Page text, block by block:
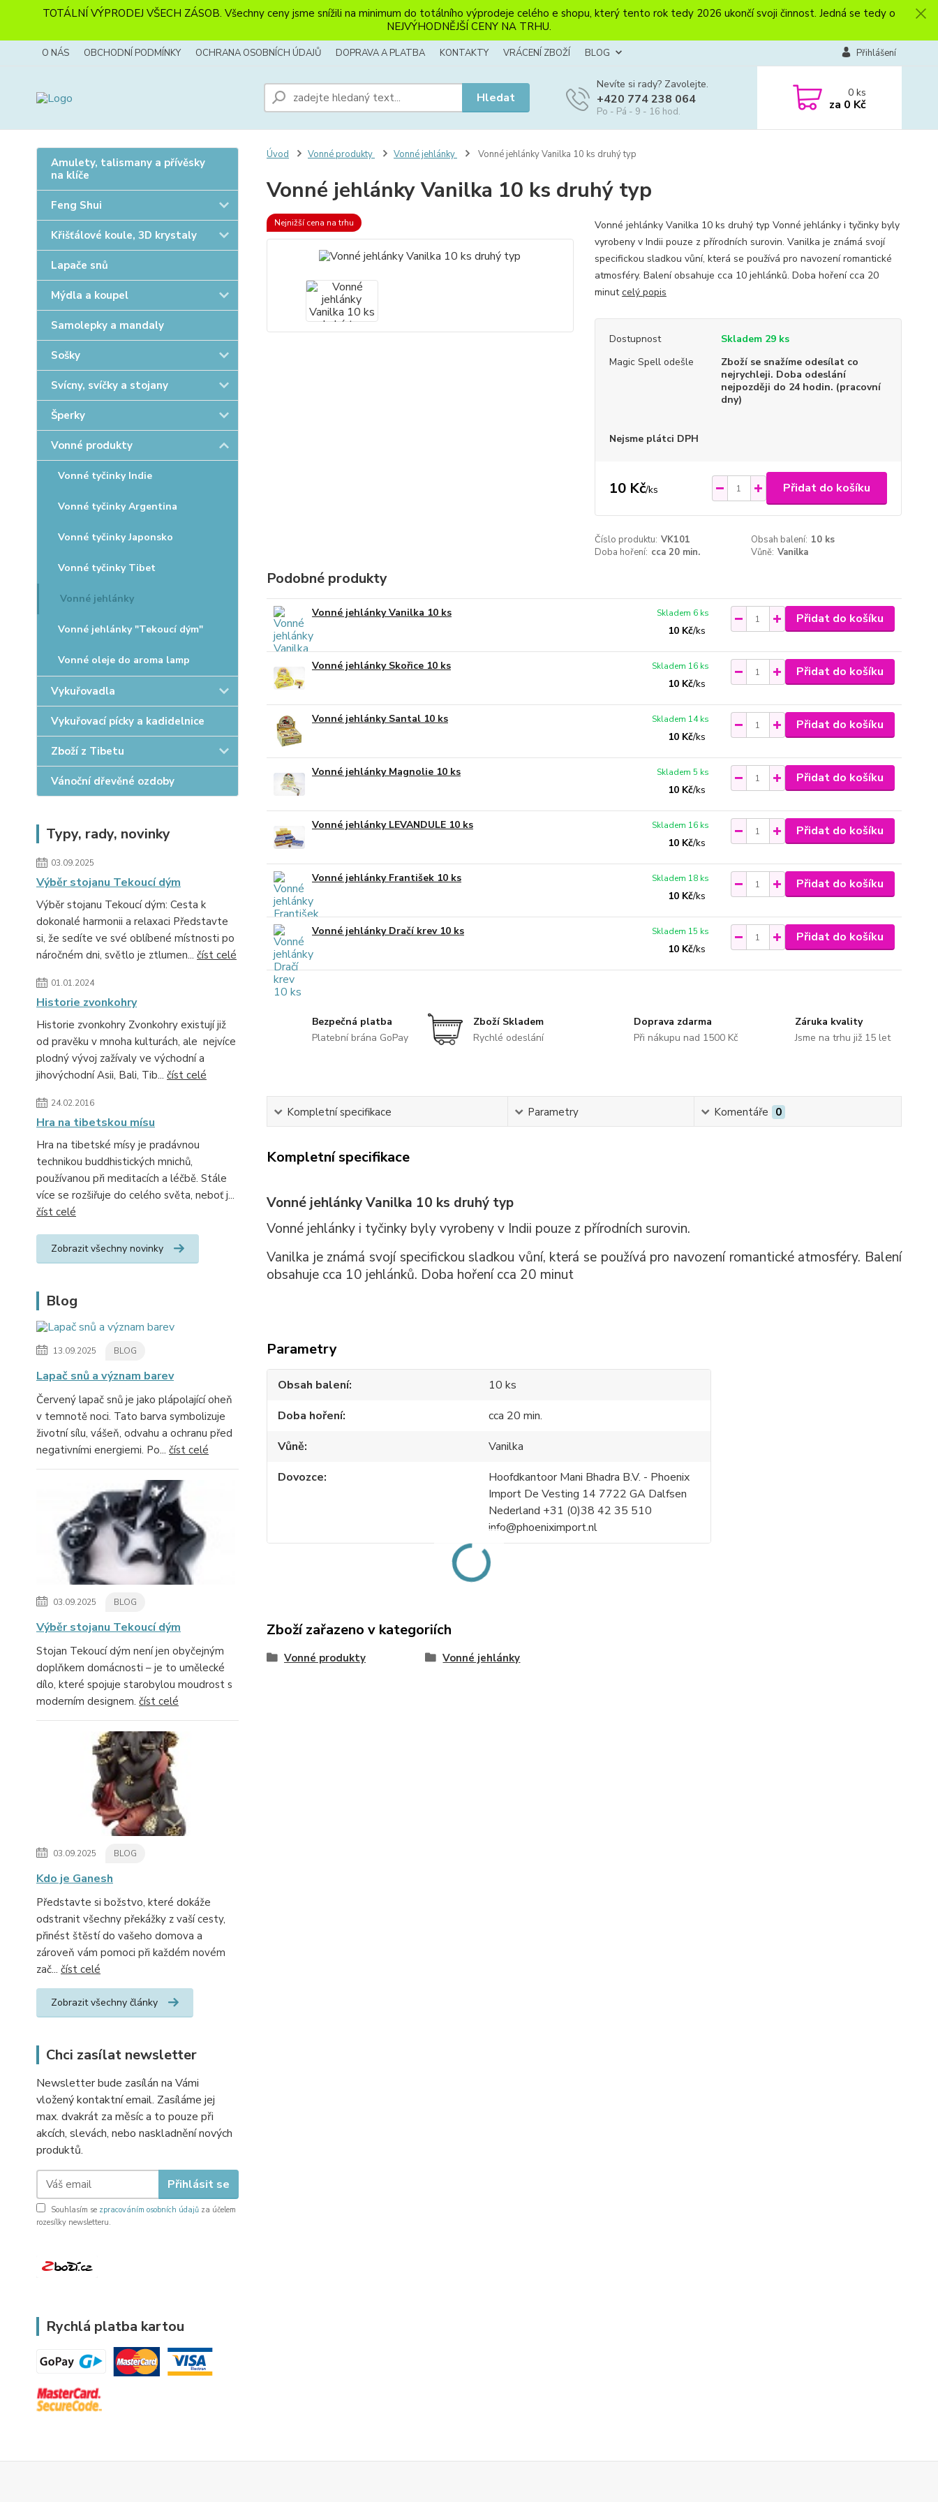
TOTÁLNÍ VÝPRODEJ VŠECH ZÁSOB. Všechny ceny jsme snížili na minimum do totálního výprodeje celého e shopu, který tento rok tedy 2026 ukončí svoji činnost. Jedná se tedy o
NEJVÝHODNĚJŠÍ CENY NA TRHU.
O NÁS OBCHODNÍ PODMÍNKY OCHRANA OSOBNÍCH ÚDAJŮ DOPRAVA A PLATBA KONTAKTY VRÁCENÍ ZBOŽÍ BLOG Přihlášení
Hledat
Nevíte si rady? Zavolejte.
+420 774 238 064
Po - Pá - 9 - 16 hod.
0ks
za 0 Kč
Amulety, talismany a přívěsky
na klíče
Feng Shui
Křišťálové koule, 3D krystaly
Lapače snů
Mýdla a koupel
Samolepky a mandaly
Sošky
Svícny, svíčky a stojany
Šperky
Vonné produkty
Vonné tyčinky Indie
Vonné tyčinky Argentina
Vonné tyčinky Japonsko
Vonné tyčinky Tibet
Vonné jehlánky
Vonné jehlánky "Tekoucí dým"
Vonné oleje do aroma lamp
Vykuřovadla
Vykuřovací pícky a kadidelnice
Zboží z Tibetu
Vánoční dřevěné ozdoby
Typy, rady, novinky
03.09.2025
Výběr stojanu Tekoucí dým
Výběr stojanu Tekoucí dým: Cesta k
dokonalé harmonii a relaxaci Představte
si, že sedíte ve své oblíbené místnosti po
náročném dni, světlo je ztlumen... číst celé
01.01.2024
Historie zvonkohry
Historie zvonkohry Zvonkohry existují již
od pravěku v mnoha kulturách, ale nejvíce
plodný vývoj zažívaly ve východní a
jihovýchodní Asii, Bali, Tib... číst celé
24.02.2016
Hra na tibetskou mísu
Hra na tibetské mísy je pradávnou
technikou buddhistických mnichů,
používanou při meditacích a léčbě. Stále
více se rozšiřuje do celého světa, neboť j...
číst celé
Zobrazit všechny novinky
Blog
13.09.2025 BLOG
Lapač snů a význam barev
Červený lapač snů je jako plápolající oheň
v temnotě noci. Tato barva symbolizuje
životní sílu, vášeň, odvahu a ochranu před
negativními energiemi. Po... číst celé
03.09.2025 BLOG
Výběr stojanu Tekoucí dým
Stojan Tekoucí dým není jen obyčejným
doplňkem domácnosti – je to umělecké
dílo, které spojuje starobylou moudrost s
moderním designem. číst celé
03.09.2025 BLOG
Kdo je Ganesh
Představte si božstvo, které dokáže
odstranit všechny překážky z vaší cesty,
přinést štěstí do vašeho domova a
zároveň vám pomoci při každém novém
zač... číst celé
Zobrazit všechny články
Chci zasílat newsletter
Newsletter bude zasílán na Vámi
vložený kontaktní email. Zasíláme jej
max. dvakrát za měsíc a to pouze při
akcích, slevách, nebo naskladnění nových
produktů.
Přihlásit se
Souhlasím se zpracováním osobních údajů za účelem
rozesílky newsletteru.
Rychlá platba kartou
Úvod Vonné produkty Vonné jehlánky Vonné jehlánky Vanilka 10 ks druhý typ
Vonné jehlánky Vanilka 10 ks druhý typ
Nejnižší cena na trhu
Vonné jehlánky Vanilka 10 ks druhý typ Vonné jehlánky i tyčinky byly
vyrobeny v Indii pouze z přírodních surovin. Vanilka je známá svojí
specifickou sladkou vůní, která se používá pro navození romantické
atmosféry. Balení obsahuje cca 10 jehlánků. Doba hoření cca 20
minutcelý popis
Dostupnost
Skladem 29 ks
Magic Spell odešle
Zboží se snažíme odesílat co
nejrychleji. Doba odeslání
nejpozději do 24 hodin. (pracovní
dny)
Nejsme plátci DPH
10 Kč/ks Přidat do košíku
Číslo produktu: VK101 Obsah balení: 10 ks
Doba hoření: cca 20 min. Vůně: Vanilka
Podobné produkty
Vonné jehlánky Vanilka 10 ks
10 Kč/ks
Skladem 6 ks Přidat do košíku
Vonné jehlánky Skořice 10 ks
10 Kč/ks
Skladem 16 ks Přidat do košíku
Vonné jehlánky Santal 10 ks
10 Kč/ks
Skladem 14 ks Přidat do košíku
Vonné jehlánky Magnolie 10 ks
10 Kč/ks
Skladem 5 ks Přidat do košíku
Vonné jehlánky LEVANDULE 10 ks
10 Kč/ks
Skladem 16 ks Přidat do košíku
Vonné jehlánky František 10 ks
10 Kč/ks
Skladem 18 ks Přidat do košíku
Vonné jehlánky Dračí krev 10 ks
10 Kč/ks
Skladem 15 ks Přidat do košíku
Bezpečná platba
Platební brána GoPay
Zboží Skladem
Rychlé odeslání
Doprava zdarma
Při nákupu nad 1500 Kč
Záruka kvality
Jsme na trhu již 15 let
Kompletní specifikace Parametry Komentáře 0
Kompletní specifikace
Vonné jehlánky Vanilka 10 ks druhý typ
Vonné jehlánky i tyčinky byly vyrobeny v Indii pouze z přírodních surovin.
Vanilka je známá svojí specifickou sladkou vůní, která se používá pro navození romantické atmosféry. Balení
obsahuje cca 10 jehlánků. Doba hoření cca 20 minut
Parametry
Obsah balení
10 ks
Doba hoření
cca 20 min.
Vůně
Vanilka
Dovozce
Hoofdkantoor Mani Bhadra B.V. - Phoenix
Import De Vesting 14 7722 GA Dalfsen
Nederland +31 (0)38 42 35 510
info@phoeniximport.nl
Zboží zařazeno v kategoriích
Vonné produkty Vonné jehlánky